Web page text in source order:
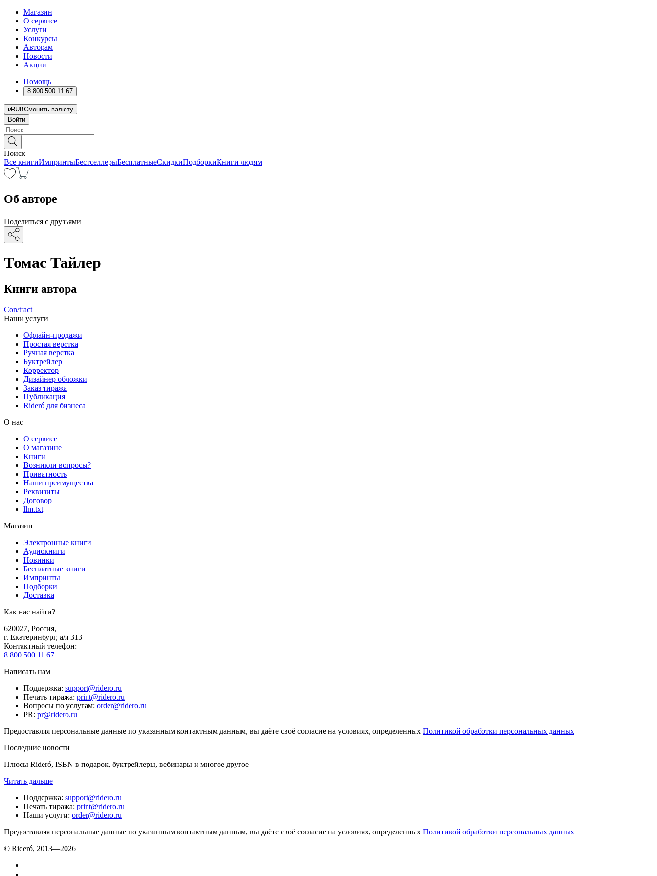
Магазин
О сервисе
Услуги
Конкурсы
Авторам
Новости
Акции
Помощь
8 800 500 11 67
RUBСменить валюту
Войти
Поиск
Все книгиИмпринтыБестселлерыБесплатныеСкидкиПодборкиКниги людям
Об авторе
Поделиться с друзьями
Томас Тайлер
Книги автора
Con/tract
Наши услуги
Офлайн-продажи
Простая верстка
Ручная верстка
Буктрейлер
Корректор
Дизайнер обложки
Заказ тиража
Публикация
Rideró для бизнеса
О нас
О сервисе
О магазине
Книги
Возникли вопросы?
Приватность
Наши преимущества
Реквизиты
Договор
llm.txt
Магазин
Электронные книги
Аудиокниги
Новинки
Бесплатные книги
Импринты
Подборки
Доставка
Как нас найти?
620027, Россия,
г. Екатеринбург, а/я 313
Контактный телефон:
8 800 500 11 67
Написать нам
Поддержка: support@ridero.ru
Печать тиража: print@ridero.ru
Вопросы по услугам: order@ridero.ru
PR: pr@ridero.ru
Предоставляя персональные данные по указанным контактным данным, вы даёте своё согласие на условиях, определенных Политикой обработки персональных данных
Последние новости
Плюсы Rideró, ISBN в подарок, буктрейлеры, вебинары и многое другое
Читать дальше
Поддержка: support@ridero.ru
Печать тиража: print@ridero.ru
Наши услуги: order@ridero.ru
Предоставляя персональные данные по указанным контактным данным, вы даёте своё согласие на условиях, определенных Политикой обработки персональных данных
© Rideró, 2013—2026